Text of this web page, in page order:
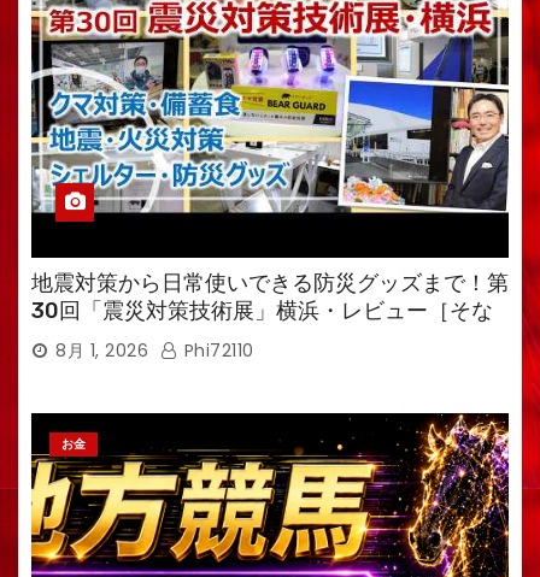
地震対策から日常使いできる防災グッズまで！第
30回「震災対策技術展」横浜・レビュー［そな
えるTV・高荷智也］
8月 1, 2026 Phi72110
お金